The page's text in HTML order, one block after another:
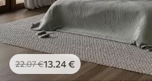
22.07€13.24€